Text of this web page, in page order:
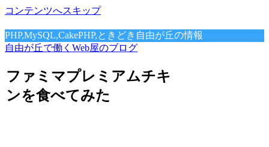
コンテンツへスキップ
PHP,MySQL,CakePHP,ときどき自由が丘の情報
自由が丘で働くWeb屋のブログ
ファミマプレミアムチキ
ンを食べてみた